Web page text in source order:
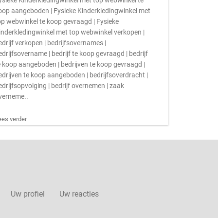
aangeboden | Fysieke Kinderkledingwinkel met
webwinkel te koop gevraagd | Fysieke
met top webwinkel verkopen |
verkopen | bedrijfsovernames |
| bedrijf te koop gevraagd | bedrijf
koop aangeboden | bedrijven te koop gevraagd |
te koop aangeboden | bedrijfsoverdracht |
| bedrijf overnemen | zaak
verder
Uw profiel Uw reacties